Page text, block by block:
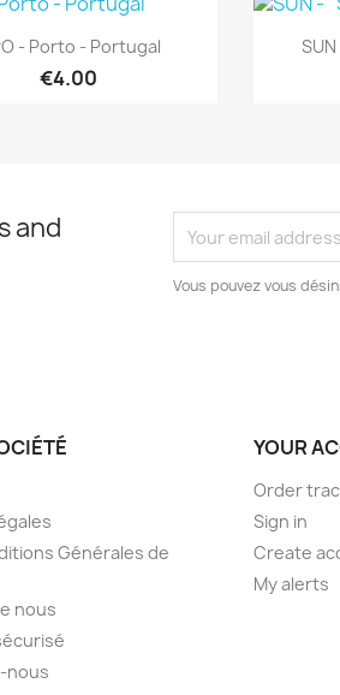
Quick view
- Porto - Portugal
€4.00
and
Vous pouvez vous
Générales de
nous
nous
YOUR
Order
Sign in
Create
My alerts